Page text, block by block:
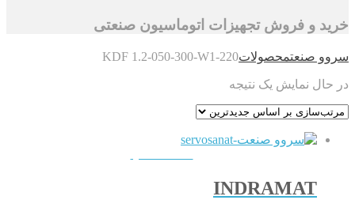
خرید و فروش تجهیزات اتوماسیون صنعتی
سروو صنعتمحصولاتKDF 1.2-050-300-W1-220
در حال نمایش یک نتیجه
INDRAMAT